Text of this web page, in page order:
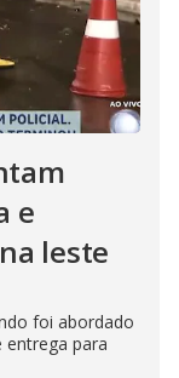
e
leste
foi abordado
entrega para